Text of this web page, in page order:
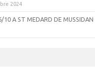
2024
A ST MEDARD DE MUSSIDAN